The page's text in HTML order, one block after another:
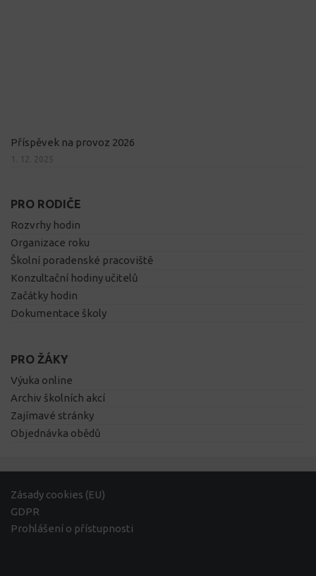
Příspěvek na provoz 2026
1. 12. 2025
PRO RODIČE
Rozvrhy hodin
Organizace roku
Školní poradenské pracoviště
Konzultační hodiny učitelů
Začátky hodin
Dokumentace školy
PRO ŽÁKY
Výuka online
Archiv školních akcí
Zajímavé stránky
Objednávka obědů
Zásady cookies (EU)
GDPR
Prohlášení o přístupnosti